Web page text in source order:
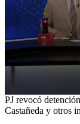
0
seconds
PJ revocó
Castañeda y otros